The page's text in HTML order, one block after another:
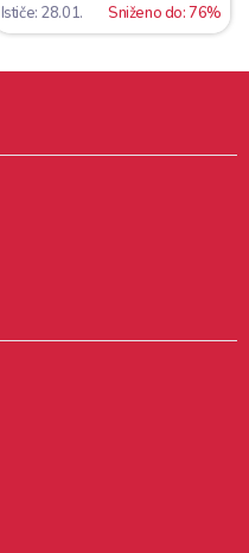
Ističe: 28.01. Sniženo do: 76%